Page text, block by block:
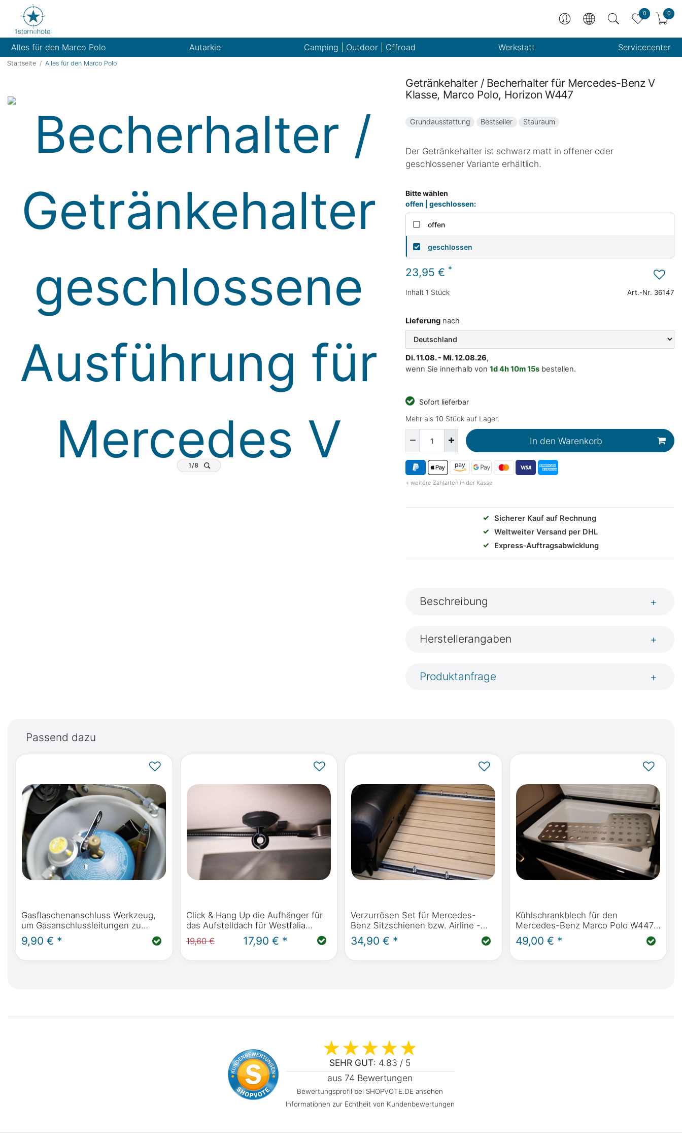
0 0
Alles für den Marco Polo Autarkie Camping | Outdoor | Offroad Werkstatt Servicecenter
Startseite Alles für den Marco Polo
Getränkehalter / Becherhalter für Mercedes-Benz V
Klasse, Marco Polo, Horizon W447
Grundausstattung Bestseller Stauraum
Der Getränkehalter ist schwarz matt in offener oder
geschlossener Variante erhältlich.
Bitte wählen
offen | geschlossen:
offen
geschlossen
23,95 € *
Inhalt 1 Stück Art.-Nr. 36147
Lieferung nach
Di. 11.08. - Mi. 12.08.26,
wenn Sie innerhalb von 1d4h10m15s bestellen.
Sofort lieferbar
Mehr als 10 Stück auf Lager.
In den Warenkorb
+ weitere Zahlarten in der Kasse
✓
Sicherer Kauf auf Rechnung
✓
Weltweiter Versand per DHL
✓
Express‑Auftragsabwicklung
Beschreibung +
Herstellerangaben +
Produktanfrage +
Passend dazu
Gasflaschenanschluss Werkzeug,
um Gasanschlussleitungen zu
öffnen und zu schließen
9,90 € *
Click & Hang Up die Aufhänger für
das Aufstelldach für Westfalia
Camper wie Mercedes-Benz Marco
Polo, Horizon, Activity, Viano Marco
19,60 € 17,90 € *
Verzurrösen Set für Mercedes-
Benz Sitzschienen bzw. Airline -
Schienen z.B. im Marco Polo,
Horizon, Activity, V Klasse oder Vito
34,90 € *
Kühlschrankblech für den
Mercedes-Benz Marco Polo W447
ab BJ 2014 oder Viano Marco Polo
W639 ab BJ 2004
49,00 € *
SEHR GUT: 4.83 / 5
aus 74 Bewertungen
Bewertungsprofil bei SHOPVOTE.DE ansehen
Informationen zur Echtheit von Kundenbewertungen